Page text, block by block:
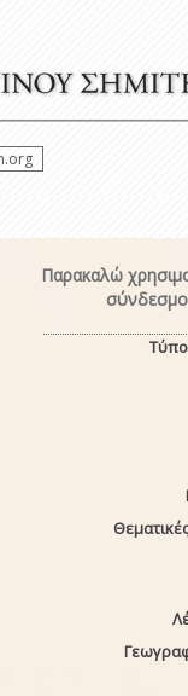
Παρακαλώ